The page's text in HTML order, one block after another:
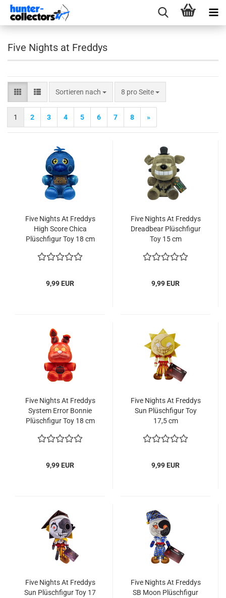
Five Nights at Freddys
Sortieren nach
Sortieren nach 8 pro Seite
pro Seite
1 2 3 4 5 6 7 8 »
Five Nights At Fred­dys
High Score Chica
Plüsch­fi­gur Toy 18 cm
9,99 EUR
Five Nights At Fred­dys
Dre­ad­be­ar Plüsch­fi­gur
Toy 15 cm
9,99 EUR
Five Nights At Fred­dys
Sys­tem Error Bon­nie
Plüsch­fi­gur Toy 18 cm
9,99 EUR
Five Nights At Fred­dys
Sun Plüsch­fi­gur Toy
17,5 cm
9,99 EUR
Five Nights At Fred­dys
Sun Plüsch­fi­gur Toy 17
Five Nights At Fred­dys
SB Moon Plüsch­fi­gur